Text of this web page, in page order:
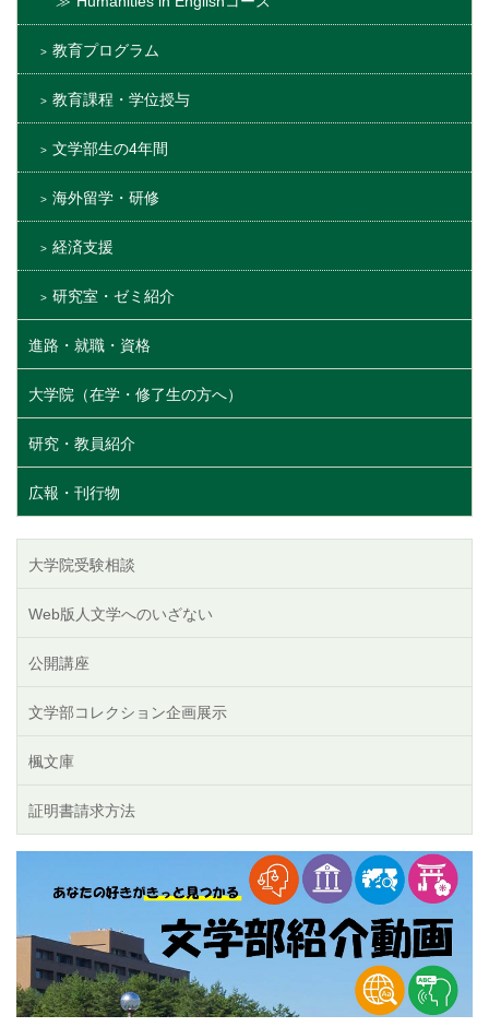
教育プログラム
教育課程・学位授与
文学部生の4年間
海外留学・研修
経済支援
研究室・ゼミ紹介
進路・就職・資格
大学院（在学・修了生の方へ）
研究・教員紹介
広報・刊行物
大学院受験相談
Web版人文学へのいざない
公開講座
文学部コレクション企画展示
楓文庫
証明書請求方法